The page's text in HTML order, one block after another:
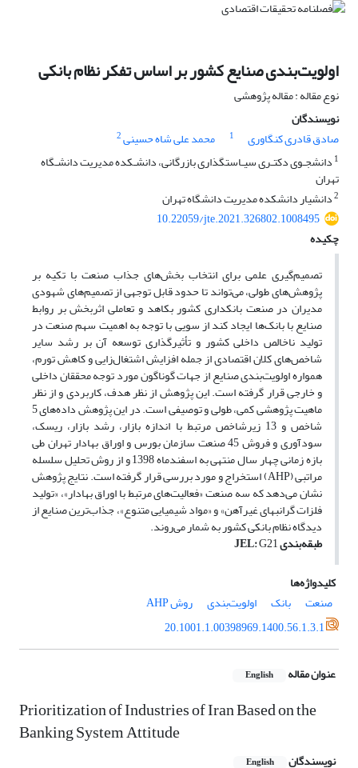
اولویت‌بندی صنایع کشور بر اساس تفکر نظام بانکی
نوع مقاله : مقاله پژوهشی
نویسندگان
صادق قادری کنگاوری
1 محمد علی شاه حسینی2
1
دانشجـوی دکتـری سیـاست‎گذاری بازرگانی، دانشـکده مدیریت دانشـگاه
تهران
2دانشیار دانشکده مدیریت دانشگاه تهران
10.22059/jte.2021.326802.1008495
چکیده
تصمیم‌گیری علمی برای انتخاب بخش‌های جذاب صنعت با تکیه بر
پژوهش‌های طولی، می‌تواند تا حدود قابل توجهی از تصمیم‌های شهودی
مدیران در صنعت بانکداری کشور بکاهد و تعاملی اثربخش بر روابط
صنایع با بانک‌ها ایجاد کند از سویی با توجه به اهمیت سهم صنعت در
تولید ناخالص داخلی کشور و تأثیرگذاری توسعه آن بر رشد سایر
شاخص‌های کلان اقتصادی از جمله افزایش اشتغال‌زایی و کاهش تورم،
همواره اولویت‌بندی صنایع از جهات گوناگون مورد توجه محققان داخلی
و خارجی قرار گرفته است. این پژوهش از نظر هدف، کاربردی و از نظر
ماهیت پژوهشی کمی، طولی و توصیفی است. در این پژوهش داده‌های 5
شاخص و 13 زیرشاخص مرتبط با اندازه بازار، رشد بازار، ریسک،
سودآوری و فروش 45 صنعت سازمان بورس و اوراق بهادار تهران طی
بازه زمانی چهار سال منتهی به اسفندماه 1398 و از روش تحلیل سلسله
مراتبی (AHP) استخراج و مورد بررسی قرار گرفته است. نتایج پژوهش
نشان می‌دهد که سه صنعت «فعالیت‌های مرتبط با اوراق بهادار»، «تولید
فلزات گرانبهای غیرآهن» و «مواد شیمیایی متنوع»، جذاب‌ترین صنایع از
دیدگاه نظام بانکی کشور به شمار می‌روند.
طبقه‌بندی JEL:G21
کلیدواژه‌ها
صنعت
بانک اولویت‌بندی
روش AHP
20.1001.1.00398969.1400.56.1.3.1
عنوان مقاله English
Prioritization of Industries of Iran Based on the
Banking System Attitude
نویسندگان English